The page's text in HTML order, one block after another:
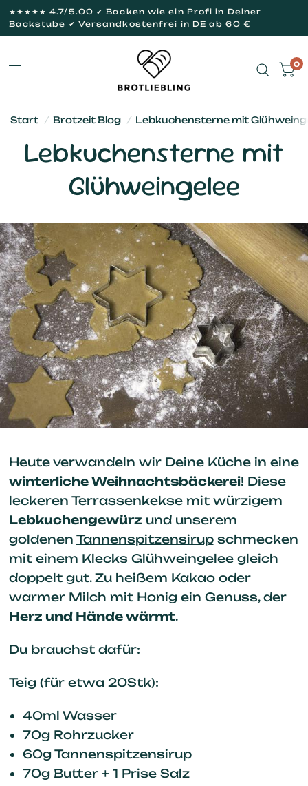
★★★★★ 4.7/5.00 ✔ Backen wie ein Profi in Deiner
Backstube ✔ Versandkostenfrei in DE ab 60 €
0
Start / Brotzeit Blog / Lebkuchensterne mit
Lebkuchensterne mit
Glühweingelee
Heute verwandeln wir Deine Küche in eine
winterliche Weihnachtsbäckerei! Diese
leckeren Terrassenkekse mit würzigem
Lebkuchengewürz und unserem
goldenen Tannenspitzensirupschmecken
mit einem Klecks Glühweingelee gleich
doppelt gut. Zu heißem Kakao oder
warmer Milch mit Honig ein Genuss, der
Herz und Hände wärmt.
Du brauchst dafür:
Teig (für etwa 20Stk):
40ml Wasser
70g Rohrzucker
60g Tannenspitzensirup
70g Butter + 1 Prise Salz